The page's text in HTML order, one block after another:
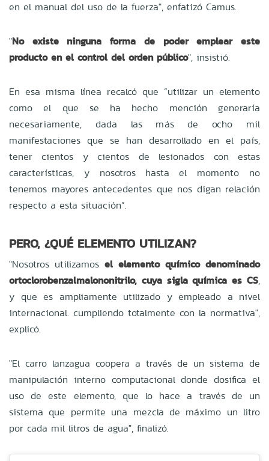
en el manual del uso de la fuerza", enfatizó Camus.
"No existe ninguna forma de poder emplear este
producto en el control del orden público", insistió.
En esa misma línea recalcó que “utilizar un elemento
como el que se ha hecho mención generaría
necesariamente, dada las más de ocho mil
manifestaciones que se han desarrollado en el país,
tener cientos y cientos de lesionados con estas
características, y nosotros hasta el momento no
tenemos mayores antecedentes que nos digan relación
respecto a esta situación”.
PERO, ¿QUÉ ELEMENTO UTILIZAN?
"Nosotros utilizamos el elemento químico denominado
ortoclorobenzalmalononitrilo, cuya sigla química es CS,
y que es ampliamente utilizado y empleado a nivel
internacional. cumpliendo totalmente con la normativa",
explicó.
"El carro lanzagua coopera a través de un sistema de
manipulación interno computacional donde dosifica el
uso de este elemento, que lo hace a través de un
sistema que permite una mezcla de máximo un litro
por cada mil litros de agua", finalizó.